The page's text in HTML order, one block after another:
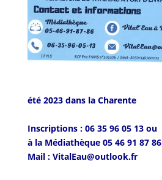
été 2023 dans la Charente
Inscriptions : 06 35 96 05 13 ou
à la Médiathèque 05 46 91 87 86
Mail : VitalEau@outlook.fr